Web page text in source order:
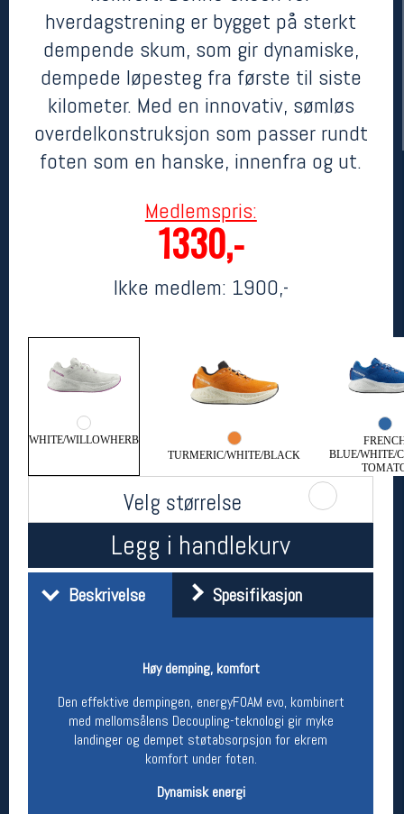
hverdagstrening er bygget på sterkt
dempende skum, som gir dynamiske,
dempede løpesteg fra første til siste
kilometer. Med en innovativ, sømløs
overdelkonstruksjon som passer rundt
foten som en hanske, innenfra og ut.
Medlemspris:
1330,-
Ikke medlem: 1900,-
WHITE/WILLOWHERB
TURMERIC/WHITE/BLACK
BLUE/WHITE/
Velg størrelse
Legg i handlekurv
Beskrivelse Spesifikasjon
Høy demping, komfort
Den effektive dempingen, energyFOAM evo, kombinert
med mellomsålens Decoupling-teknologi gir myke
landinger og dempet støtabsorpsjon for ekrem
komfort under foten.
Dynamisk energi
Her finner du oss
Oslo Sportslager
Torggata 20
Telefon: 23 32 62 00
Vis i kart
Om oss
Åpningstider butikk
11-16
Team Oslo Sportslager
Åpningstider verkstedet
Man-Fredag:
11-18
11-16
For å bestille time må du logge inn i